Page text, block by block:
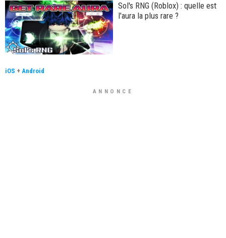
Sol's RNG (Roblox) : quelle est
l'aura la plus rare ?
iOS + Android
ANNONCE